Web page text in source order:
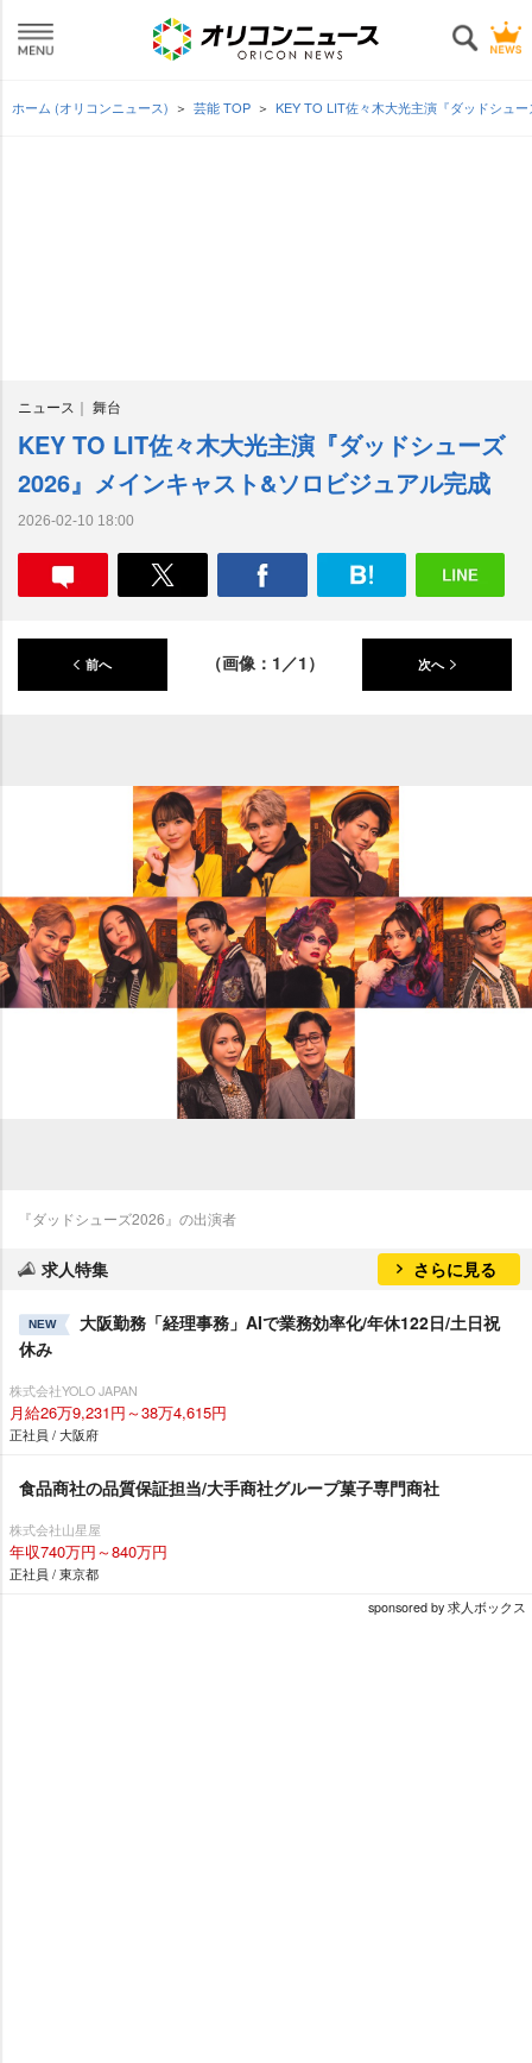
ホーム (オリコンニュース) 芸能 TOP KEY TO LIT佐々木大光主演『ダッドシュ
ニュース 舞台
KEY TO LIT佐々木大光主演『ダッドシューズ
2026』メインキャスト&ソロビジュアル完成
2026-02-10 18:00
前へ （画像：1／1） 次へ
『ダッドシューズ2026』の出演者
求人特集 さらに見る
NEW
大阪勤務「経理事務」AIで業務効率化/年休122日/土日祝
休み
株式会社YOLO JAPAN
月給26万9,231円～38万4,615円
正社員 / 大阪府
食品商社の品質保証担当/大手商社グループ菓子専門商社
株式会社山星屋
年収740万円～840万円
正社員 / 東京都
sponsored by 求人ボックス